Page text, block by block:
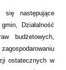
się następujące
Działalność
budżetowych,
ostatecznych w